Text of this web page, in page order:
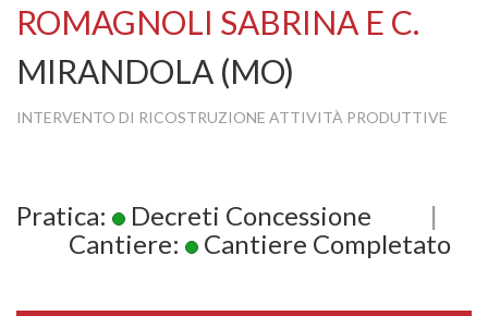
ROMAGNOLI SABRINA E C.
MIRANDOLA (MO)
INTERVENTO DI RICOSTRUZIONE ATTIVITÀ PRODUTTIVE
Pratica: Decreti Concessione
|
Cantiere:
Cantiere Completato